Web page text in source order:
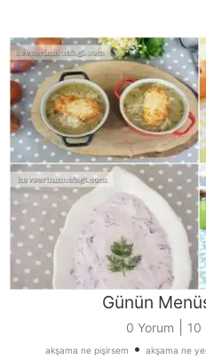
Günün
0 Yorum 10
akşama ne pişirsem • akşama ne